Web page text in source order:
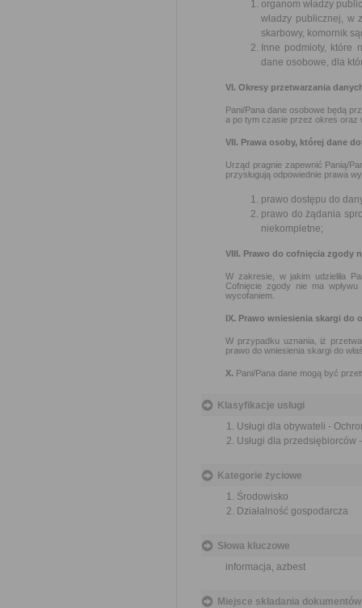
organom władzy
władzy publicznej, w
skarbowy, komornik
Inne podmioty, które
dane osobowe, dla
VI. Okresy przetwarzania
Pani/Pana dane osobowe będą
a po tym czasie przez okres oraz
VII. Prawa osoby, której dane
Urząd pragnie zapewnić Panią/
przysługują odpowiednie prawa
prawo dostępu do
prawo do żądania
niekompletne;
VIII. Prawo do cofnięcia zgody
W zakresie, w jakim udzieliła
Cofnięcie zgody nie ma
wycofaniem.
IX. Prawo wniesienia skargi do
W przypadku uznania, iż
prawo do wniesienia skargi do
X. Pani/Pana dane mogą być
Klasyfikacje usługi
Usługi dla obywateli -
Usługi dla
Kategorie życiowe
Środowisko
Działalność gospodarcza
Słowa kluczowe
informacja, azbest
Miejsce składania dokumentów